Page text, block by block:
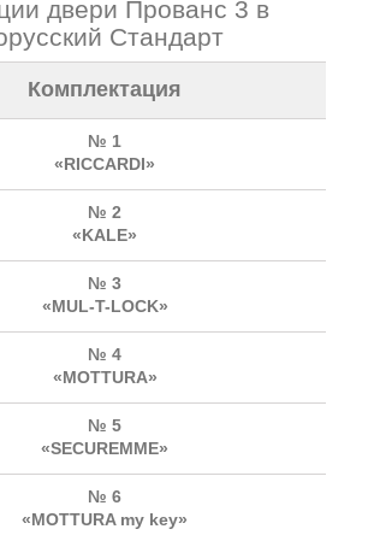
двери Прованс 3 в
Стандарт
Комплектация
№ 1
«RICCARDI»
№ 2
«KALE»
№ 3
«MUL-T-LOCK»
№ 4
«MOTTURA»
№ 5
«SECUREMME»
№ 6
«MOTTURA my key»